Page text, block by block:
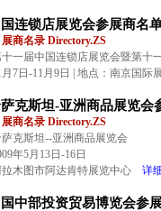
连锁店展览会参展商名
商名录 Directory.ZS
十一届中国连锁店展览会暨第十
月7日-11月9日 | 地点：南京国际
克斯坦-亚洲商品展览会
商名录 Directory.ZS
克斯坦--亚洲商品展览会
年5月13日-16日
木图市阿达肯特展览中心
详
中部投资贸易博览会参